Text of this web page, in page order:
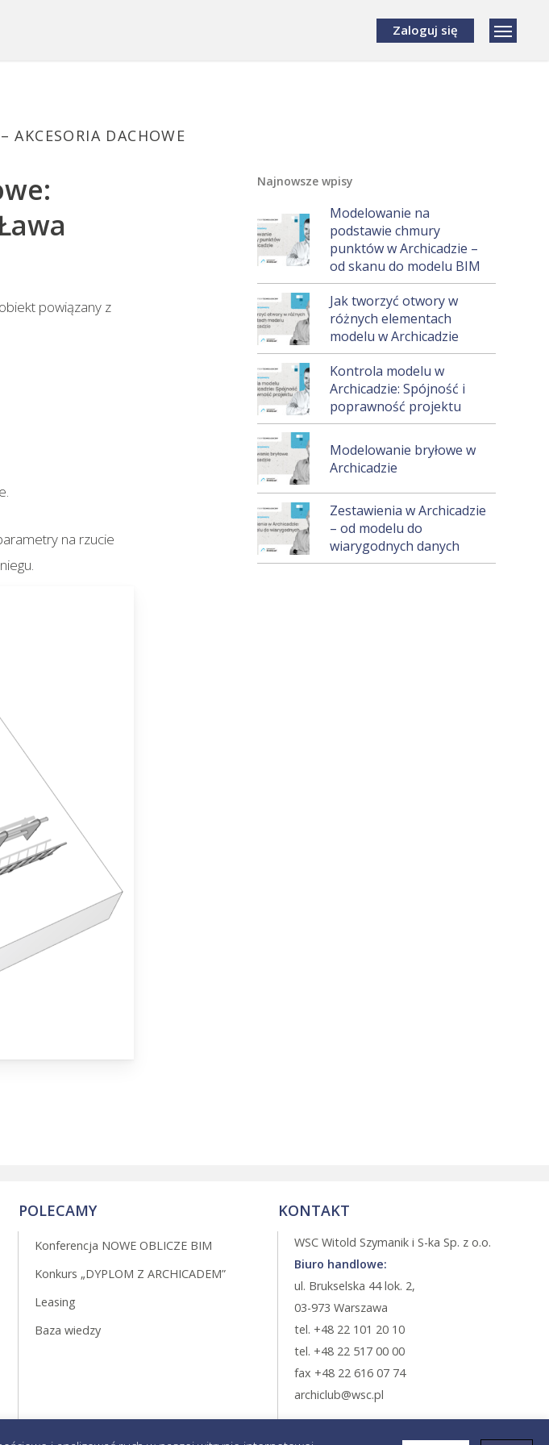
Zaloguj się
AKCESORIA DACHOWE
powiązany z
na rzucie
Najnowsze wpisy
Modelowanie na
podstawie chmury
punktów w Archicadzie –
od skanu do modelu BIM
Jak tworzyć otwory w
różnych elementach
modelu w Archicadzie
Kontrola modelu w
Archicadzie: Spójność i
poprawność projektu
Modelowanie bryłowe w
Archicadzie
Zestawienia w Archicadzie
– od modelu do
wiarygodnych danych
POLECAMY
Konferencja NOWE OBLICZE BIM
Konkurs „DYPLOM Z ARCHICADEM”
Leasing
Baza wiedzy
KONTAKT
WSC Witold Szymanik i S-ka Sp. z o.o.
Biuro handlowe:
ul. Brukselska 44 lok. 2,
03-973 Warszawa
tel. +48 22 101 20 10
tel. +48 22 517 00 00
fax +48 22 616 07 74
archiclub@wsc.pl